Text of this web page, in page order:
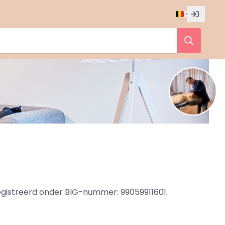
onder BIG-nummer: 99059911601.